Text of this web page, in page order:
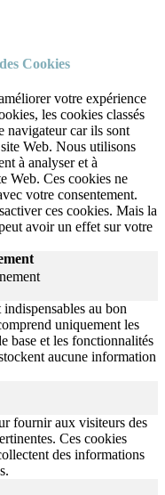
Cookies
votre expérience
les cookies classés
navigateur car ils sont
Web. Nous utilisons
à analyser et à
Web. Ces cookies ne
votre consentement.
ces cookies. Mais la
avoir un effet sur votre
au bon
uniquement les
base et les fonctionnalités
aucune information
fournir aux visiteurs des
Ces cookies
des informations